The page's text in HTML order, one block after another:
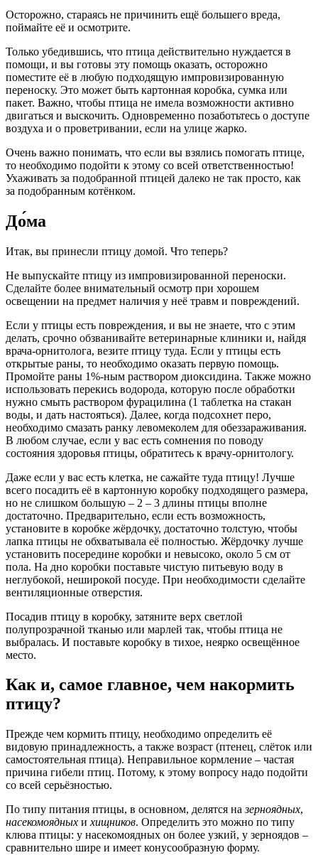
Осторожно, стараясь не причинить ещё большего вреда,
поймайте её и осмотрите.
Только убедившись, что птица действительно нуждается в
помощи, и вы готовы эту помощь оказать, осторожно
поместите её в любую подходящую импровизированную
переноску. Это может быть картонная коробка, сумка или
пакет. Важно, чтобы птица не имела возможности активно
двигаться и выскочить. Одновременно позаботьтесь о доступе
воздуха и о проветривании, если на улице жарко.
Очень важно понимать, что если вы взялись помогать птице,
то необходимо подойти к этому со всей ответственностью!
Ухаживать за подобранной птицей далеко не так просто, как
за подобранным котёнком.
До́ма
Итак, вы принесли птицу домой. Что теперь?
Не выпускайте птицу из импровизированной переноски.
Сделайте более внимательный осмотр при хорошем
освещении на предмет наличия у неё травм и повреждений.
Если у птицы есть повреждения, и вы не знаете, что с этим
делать, срочно обзванивайте ветеринарные клиники и, найдя
врача-орнитолога, везите птицу туда. Если у птицы есть
открытые раны, то необходимо оказать первую помощь.
Промойте раны 1%-ным раствором диоксидина. Также можно
использовать перекись водорода, которую после обработки
нужно смыть раствором фурацилина (1 таблетка на стакан
воды, и дать настояться). Далее, когда подсохнет перо,
необходимо смазать ранку левомеколем для обеззараживания.
В любом случае, если у вас есть сомнения по поводу
состояния здоровья птицы, обратитесь к врачу-орнитологу.
Даже если у вас есть клетка, не сажайте туда птицу! Лучше
всего посадить её в картонную коробку подходящего размера,
но не слишком большую – 2 – 3 длины птицы вполне
достаточно. Предварительно, если есть возможность,
установите в коробке жёрдочку, достаточно толстую, чтобы
лапка птицы не обхватывала её полностью. Жёрдочку лучше
установить посередине коробки и невысоко, около 5 см от
пола. На дно коробки поставьте чистую питьевую воду в
неглубокой, неширокой посуде. При необходимости сделайте
вентиляционные отверстия.
Посадив птицу в коробку, затяните верх светлой
полупрозрачной тканью или марлей так, чтобы птица не
выбралась. И поставьте коробку в тихое, неярко освещённое
место.
Как и, самое главное, чем накормить
птицу?
Прежде чем кормить птицу, необходимо определить её
видовую принадлежность, а также возраст (птенец, слёток или
самостоятельная птица). Неправильное кормление – частая
причина гибели птиц. Потому, к этому вопросу надо подойти
со всей серьёзностью.
По типу питания птицы, в основном, делятся назерноядных,
насекомоядных и хищников. Определить это можно по типу
клюва птицы: у насекомоядных он более узкий, у зерноядов –
сравнительно шире и имеет конусообразную форму.